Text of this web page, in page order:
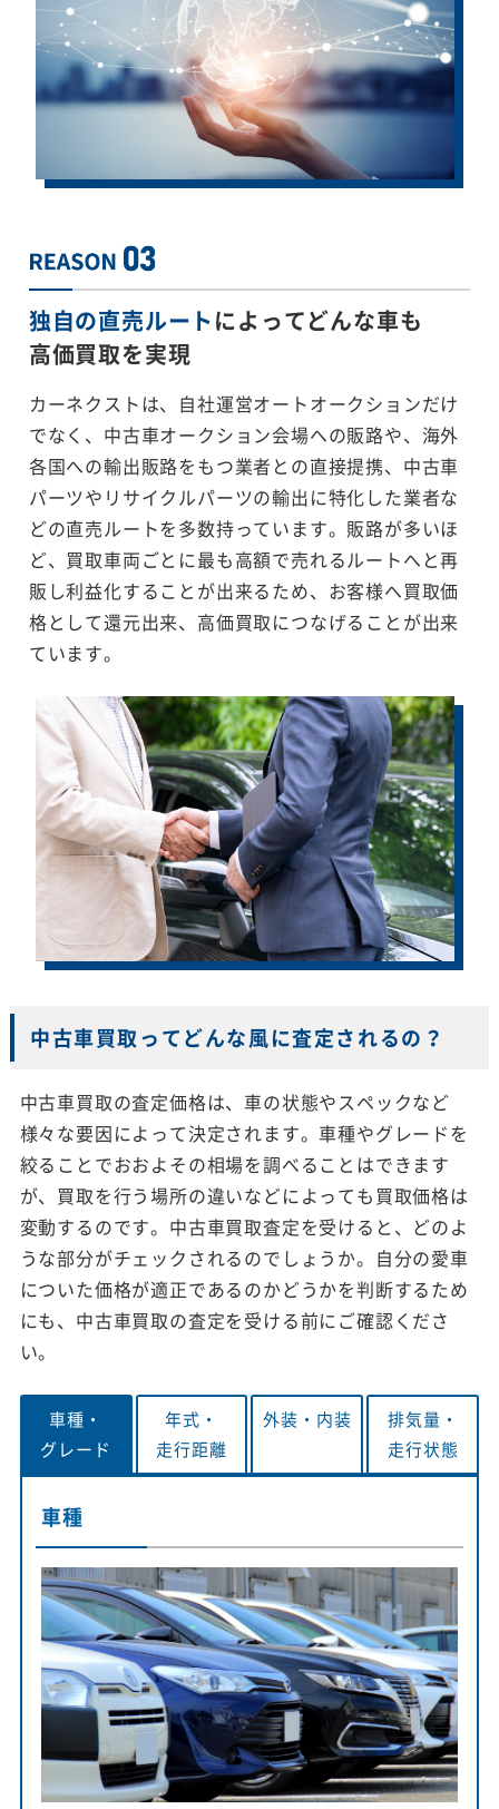
独自の直売ルートによってどんな車も
高価買取を実現
カーネクストは、自社運営オートオークションだけ
でなく、中古車オークション会場への販路や、海外
各国への輸出販路をもつ業者との直接提携、中古車
パーツやリサイクルパーツの輸出に特化した業者な
どの直売ルートを多数持っています。販路が多いほ
ど、買取車両ごとに最も高額で売れるルートへと再
販し利益化することが出来るため、お客様へ買取価
格として還元出来、高価買取につなげることが出来
ています。
中古車買取ってどんな風に査定されるの？
中古車買取の査定価格は、車の状態やスペックなど
様々な要因によって決定されます。車種やグレードを
絞ることでおおよその相場を調べることはできます
が、買取を行う場所の違いなどによっても買取価格は
変動するのです。中古車買取査定を受けると、どのよ
うな部分がチェックされるのでしょうか。自分の愛車
についた価格が適正であるのかどうかを判断するため
にも、中古車買取の査定を受ける前にご確認くださ
い。
車種・
グレード
年式・
走行距離
外装・ 内装
排気量・
走行状態
車種